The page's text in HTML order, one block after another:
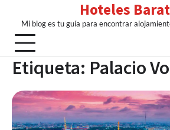
content
Hoteles
Mi blog es tu guía para encontrar
Etiqueta: Palacio